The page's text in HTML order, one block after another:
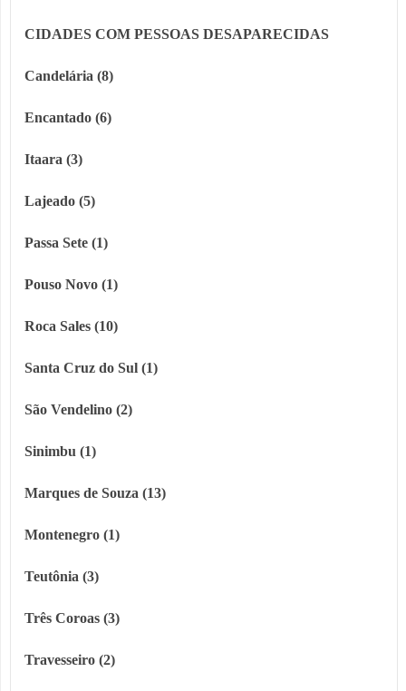
CIDADES COM PESSOAS DESAPARECIDAS
Candelária (8)
Encantado (6)
Itaara (3)
Lajeado (5)
Passa Sete (1)
Pouso Novo (1)
Roca Sales (10)
Santa Cruz do Sul (1)
São Vendelino (2)
Sinimbu (1)
Marques de Souza (13)
Montenegro (1)
Teutônia (3)
Três Coroas (3)
Travesseiro (2)